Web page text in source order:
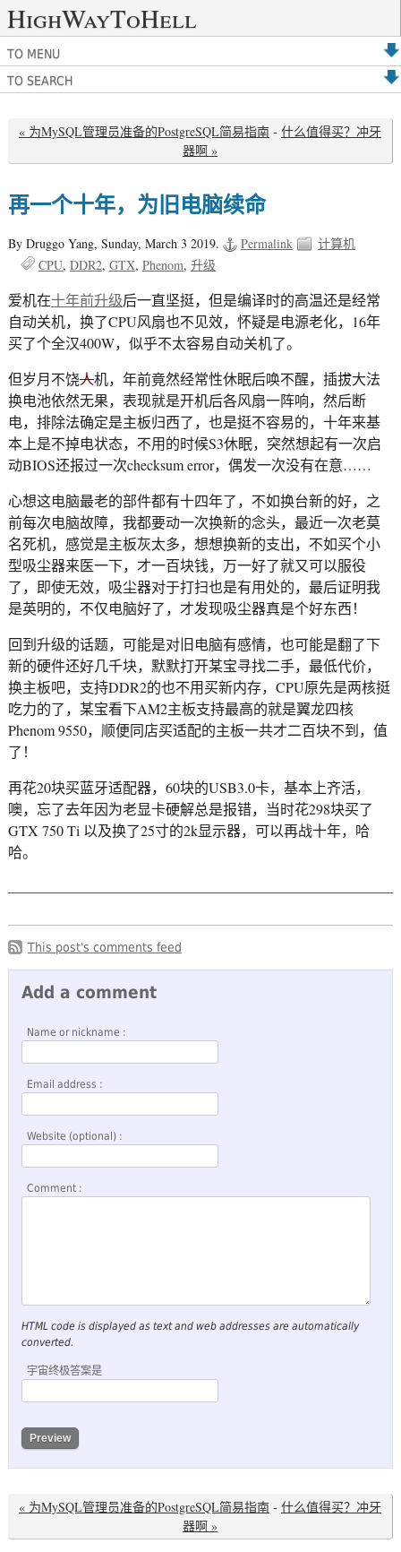
HighWayToHell
TO MENU
TO SEARCH
« 为MySQL管理员准备的PostgreSQL简易指南 - 什么值得买？冲牙
器啊 »
再一个十年，为旧电脑续命
By Druggo Yang, Sunday, March 3 2019. Permalink
计算机
CPU DDR2 GTX Phenom 升级
爱机在十年前升级后一直坚挺，但是编译时的高温还是经常
自动关机，换了CPU风扇也不见效，怀疑是电源老化，16年
买了个全汉400W，似乎不太容易自动关机了。
但岁月不饶人机，年前竟然经常性休眠后唤不醒，插拔大法
换电池依然无果，表现就是开机后各风扇一阵响，然后断
电，排除法确定是主板归西了，也是挺不容易的，十年来基
本上是不掉电状态，不用的时候S3休眠，突然想起有一次启
动BIOS还报过一次checksum error，偶发一次没有在意……
心想这电脑最老的部件都有十四年了，不如换台新的好，之
前每次电脑故障，我都要动一次换新的念头，最近一次老莫
名死机，感觉是主板灰太多，想想换新的支出，不如买个小
型吸尘器来医一下，才一百块钱，万一好了就又可以服役
了，即使无效，吸尘器对于打扫也是有用处的，最后证明我
是英明的，不仅电脑好了，才发现吸尘器真是个好东西！
回到升级的话题，可能是对旧电脑有感情，也可能是翻了下
新的硬件还好几千块，默默打开某宝寻找二手，最低代价，
换主板吧，支持DDR2的也不用买新内存，CPU原先是两核挺
吃力的了，某宝看下AM2主板支持最高的就是翼龙四核
Phenom 9550，顺便同店买适配的主板一共才二百块不到，值
了！
再花20块买蓝牙适配器，60块的USB3.0卡，基本上齐活，
噢，忘了去年因为老显卡硬解总是报错，当时花298块买了
GTX 750 Ti 以及换了25寸的2k显示器，可以再战十年，哈
哈。
This post's comments feed
Add a comment
Name or nickname :
Email address :
Website (optional) :
Comment :
HTML code is displayed as text and web addresses are automatically
converted.
宇宙终极答案是
« 为MySQL管理员准备的PostgreSQL简易指南 - 什么值得买？冲牙
器啊 »